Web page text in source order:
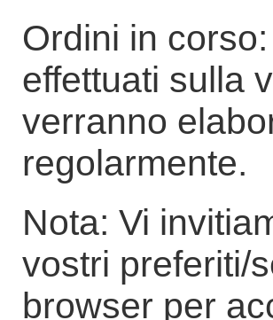
Ordini in
effettuati sulla
verranno
regolarmente.
Nota: Vi
vostri preferiti/
browser per